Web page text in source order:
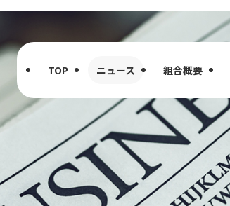
TOP ニュース 組合概要